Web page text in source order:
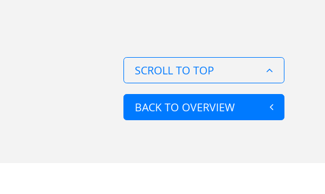
SCROLL TO TOP
BACK TO OVERVIEW